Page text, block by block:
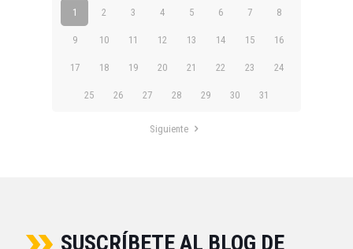
1 2 3 4 5 6 7 8
9 10 11 12 13 14 15 16
17 18 19 20 21 22 23 24
25 26 27 28 29 30 31
Siguiente
SUSCRÍBETE AL BLOG DE